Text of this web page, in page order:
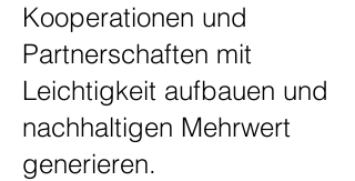
Kooperationen und
Partnerschaften mit
Leichtigkeit aufbauen und
nachhaltigen Mehrwert
generieren.